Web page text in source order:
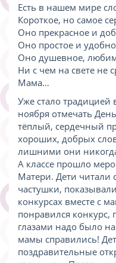
Есть в нашем мире
Короткое, но самое
Оно прекрасное и
Оно простое и
Оно душевное,
Ни с чем на свете не
Мама…
Уже стало традицией
ноября отмечать
тёплый, сердечный
хороших, добрых
лишними они
А классе прошло
Матери. Дети читали
частушки,
конкурсах вместе с
понравился конкурс,
глазами надо было
мамы справились!
поздравительные